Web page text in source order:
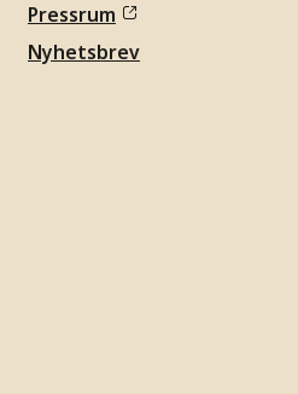
Pressrum
Nyhetsbrev